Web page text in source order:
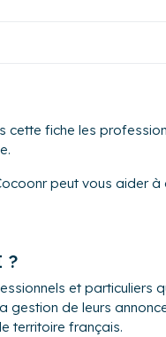
fiche les
peut vous aider
?
et particuliers
gestion de leurs
territoire français.